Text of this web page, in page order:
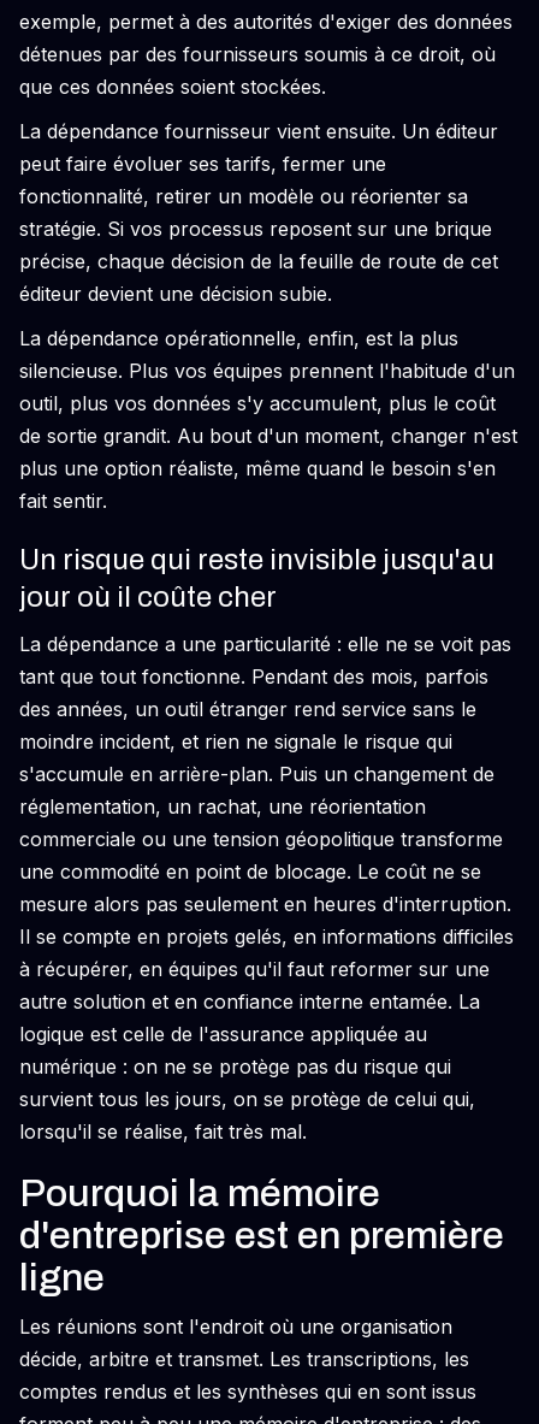
exemple, permet à des autorités d'exiger des données
détenues par des fournisseurs soumis à ce droit, où
que ces données soient stockées.
La dépendance fournisseur vient ensuite. Un éditeur
peut faire évoluer ses tarifs, fermer une
fonctionnalité, retirer un modèle ou réorienter sa
stratégie. Si vos processus reposent sur une brique
précise, chaque décision de la feuille de route de cet
éditeur devient une décision subie.
La dépendance opérationnelle, enfin, est la plus
silencieuse. Plus vos équipes prennent l'habitude d'un
outil, plus vos données s'y accumulent, plus le coût
de sortie grandit. Au bout d'un moment, changer n'est
plus une option réaliste, même quand le besoin s'en
fait sentir.
Un risque qui reste invisible jusqu'au
jour où il coûte cher
La dépendance a une particularité : elle ne se voit pas
tant que tout fonctionne. Pendant des mois, parfois
des années, un outil étranger rend service sans le
moindre incident, et rien ne signale le risque qui
s'accumule en arrière-plan. Puis un changement de
réglementation, un rachat, une réorientation
commerciale ou une tension géopolitique transforme
une commodité en point de blocage. Le coût ne se
mesure alors pas seulement en heures d'interruption.
Il se compte en projets gelés, en informations difficiles
à récupérer, en équipes qu'il faut reformer sur une
autre solution et en confiance interne entamée. La
logique est celle de l'assurance appliquée au
numérique : on ne se protège pas du risque qui
survient tous les jours, on se protège de celui qui,
lorsqu'il se réalise, fait très mal.
Pourquoi la mémoire
d'entreprise est en première
ligne
Les réunions sont l'endroit où une organisation
décide, arbitre et transmet. Les transcriptions, les
comptes rendus et les synthèses qui en sont issus